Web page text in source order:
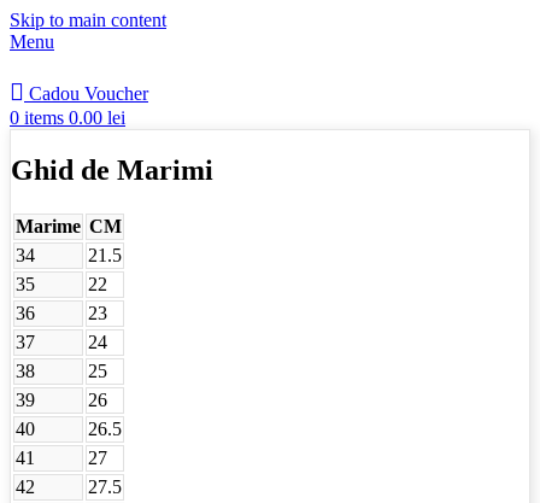
Skip to main content
Menu
Cadou Voucher
0 items 0.00 lei
Ghid de Marimi
Marime CM
34
21.5
35
22
36
23
37
24
38
25
39
26
40
26.5
41
27
42
27.5